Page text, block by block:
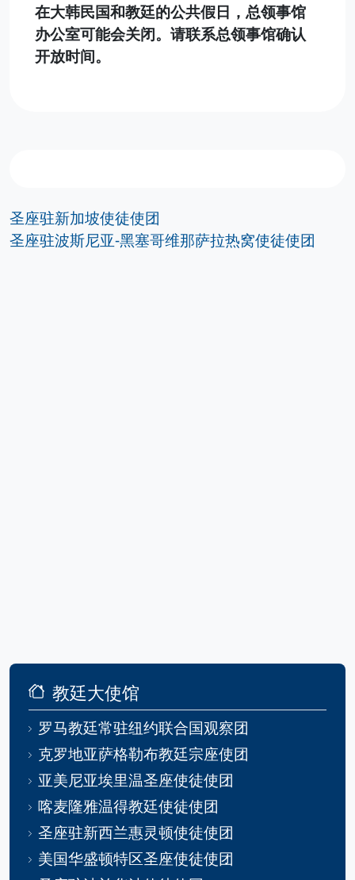
在大韩民国和教廷的公共假日，总领事馆
办公室可能会关闭。请联系总领事馆确认
开放时间。
圣座驻新加坡使徒使团
圣座驻波斯尼亚-黑塞哥维那萨拉热窝使徒使团
教廷大使馆
罗马教廷常驻纽约联合国观察团
克罗地亚萨格勒布教廷宗座使团
亚美尼亚埃里温圣座使徒使团
喀麦隆雅温得教廷使徒使团
圣座驻新西兰惠灵顿使徒使团
美国华盛顿特区圣座使徒使团